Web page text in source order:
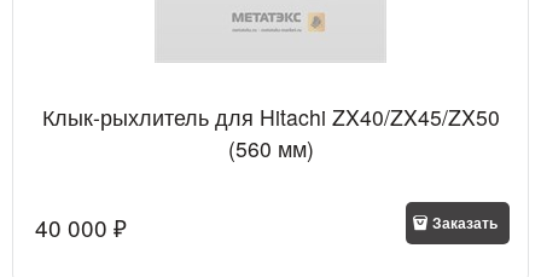
Клык-рыхлитель для Hitachi ZX40/ZX45/ZX50
(560 мм)
40 000 ₽ Заказать